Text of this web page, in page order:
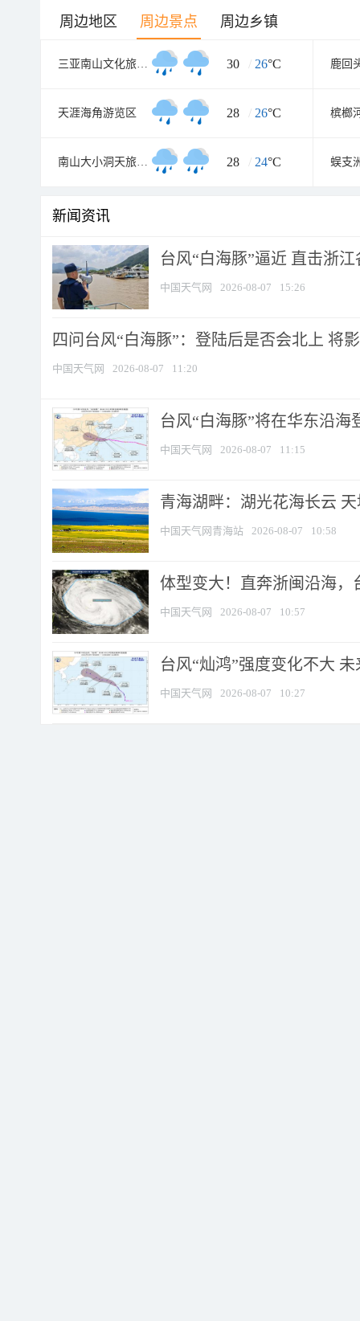
周边地区 周边景点 周边乡镇
三亚南山文化旅游区 30 / 26°C 鹿回
天涯海角游览区 28 / 26°C 槟榔
南山大小洞天旅游区 28 / 24°C 蜈支
新闻资讯
台风“白海豚”逼近 直击浙
中国天气网 2026-08-07 15:26
四问台风“白海豚”：登陆后是否会北上 将
中国天气网 2026-08-07 11:20
台风“白海豚”将在华东沿
中国天气网 2026-08-07 11:15
青海湖畔：湖光花海长云
中国天气网青海站 2026-08-07 10:58
体型变大！直奔浙闽沿海，
中国天气网 2026-08-07 10:57
台风“灿鸿”强度变化不大
中国天气网 2026-08-07 10:27